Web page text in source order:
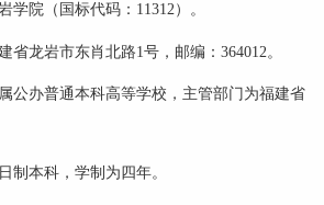
院（国标代码：11312）。
龙岩市东肖北路1号，邮编：364012。
公办普通本科高等学校，主管部门为福建省
制本科，学制为四年。